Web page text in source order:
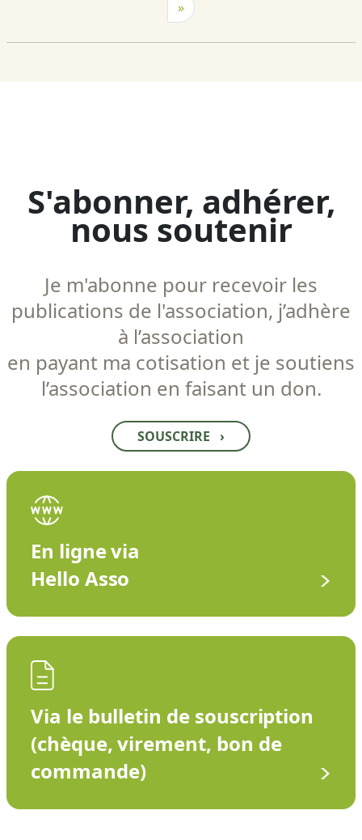
»
S'abonner, adhérer,
nous soutenir
Je m'abonne pour recevoir les
publications de l'association, j’adhère
à l’association
en payant ma cotisation et je soutiens
l’association en faisant un don.
SOUSCRIRE ›
En ligne via
Hello Asso
Via le bulletin de souscription
(chèque, virement, bon de
commande)